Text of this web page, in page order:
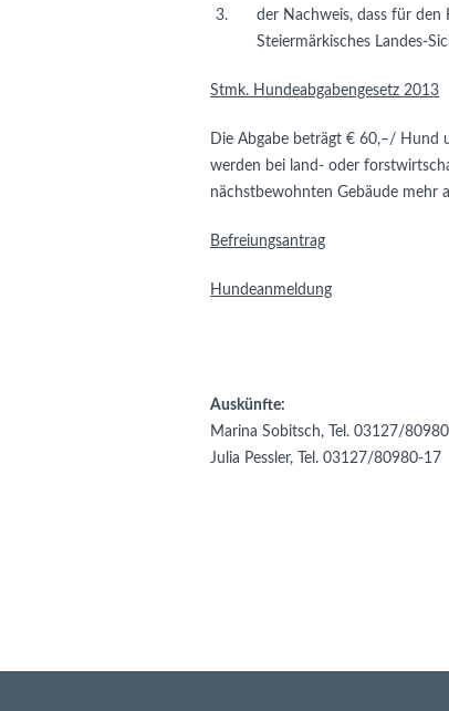
3.
der Nachweis, dass für
Steiermärkisches Landes-
Stmk. Hundeabgabengesetz 2013
Die Abgabe beträgt € 60,–/ Hund
werden bei land- oder
nächstbewohnten Gebäude mehr
Befreiungsantrag
Hundeanmeldung
Auskünfte:
Marina Sobitsch, Tel. 03127/
Julia Pessler, Tel. 03127/80980-17